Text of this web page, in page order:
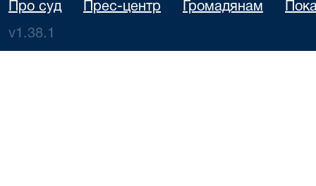
Про суд Прес-центр Громадянам
v1.38.1